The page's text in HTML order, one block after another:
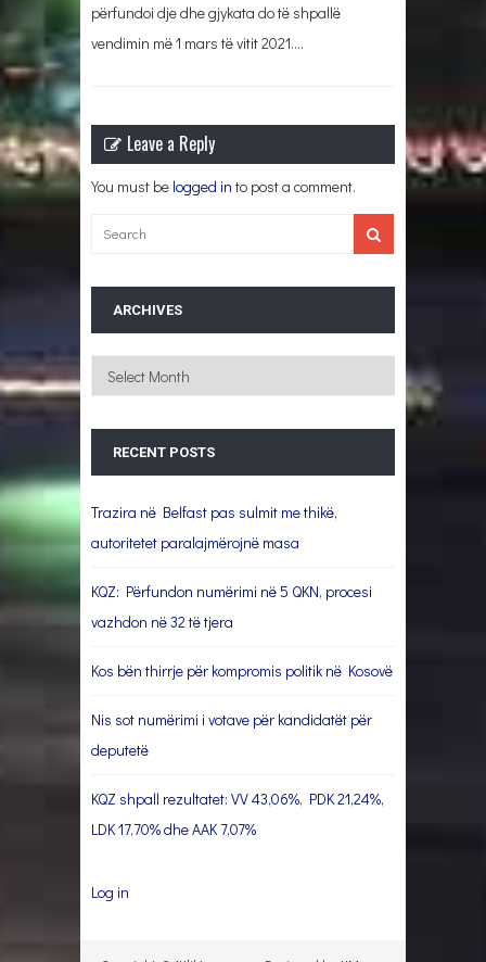
përfundoi dje dhe gjykata do të shpallë
vendimin më 1 mars të vitit 2021….
Leave a Reply
You must be logged in to post a comment.
ARCHIVES
Archives
RECENT POSTS
Trazira në Belfast pas sulmit me thikë,
autoritetet paralajmërojnë masa
KQZ: Përfundon numërimi në 5 QKN, procesi
vazhdon në 32 të tjera
Kos bën thirrje për kompromis politik në Kosovë
Nis sot numërimi i votave për kandidatët për
deputetë
KQZ shpall rezultatet: VV 43,06%, PDK 21,24%,
LDK 17,70% dhe AAK 7,07%
Log in